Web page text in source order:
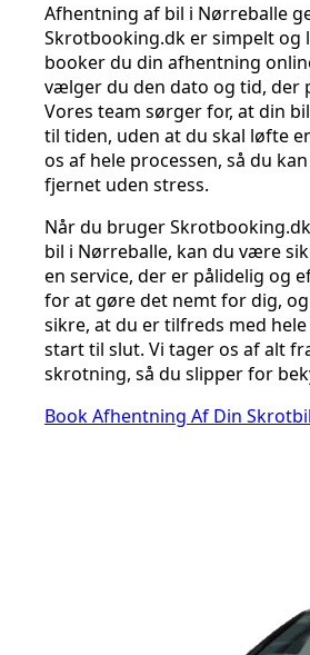
Afhentning af bil i Nørreballe
Skrotbooking.dk er simpelt og
booker du din afhentning
vælger du den dato og tid, der
Vores team sørger for, at din
til tiden, uden at du skal løfte
os af hele processen, så du
fjernet uden stress.
Når du bruger
bil i Nørreballe, kan du være
en service, der er pålidelig og
for at gøre det nemt for dig,
sikre, at du er tilfreds med
start til slut. Vi tager os af alt
skrotning, så du slipper for
Book Afhentning Af Din Skrotbil